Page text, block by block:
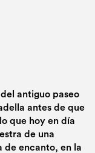
antiguo paseo
antes de que
que hoy en día
de una
de encanto, en la